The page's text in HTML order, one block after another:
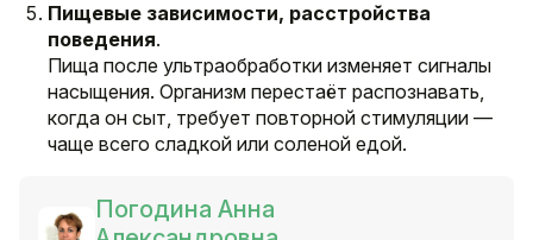
Пищевые зависимости, расстройства
поведения.
Пища после ультраобработки изменяет сигналы
насыщения. Организм перестаёт распознавать,
когда он сыт, требует повторной стимуляции —
чаще всего сладкой или соленой едой.
Погодина Анна